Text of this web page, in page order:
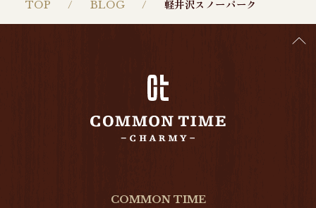
TOP BLOG 軽井沢スノーパーク
COMMON TIME